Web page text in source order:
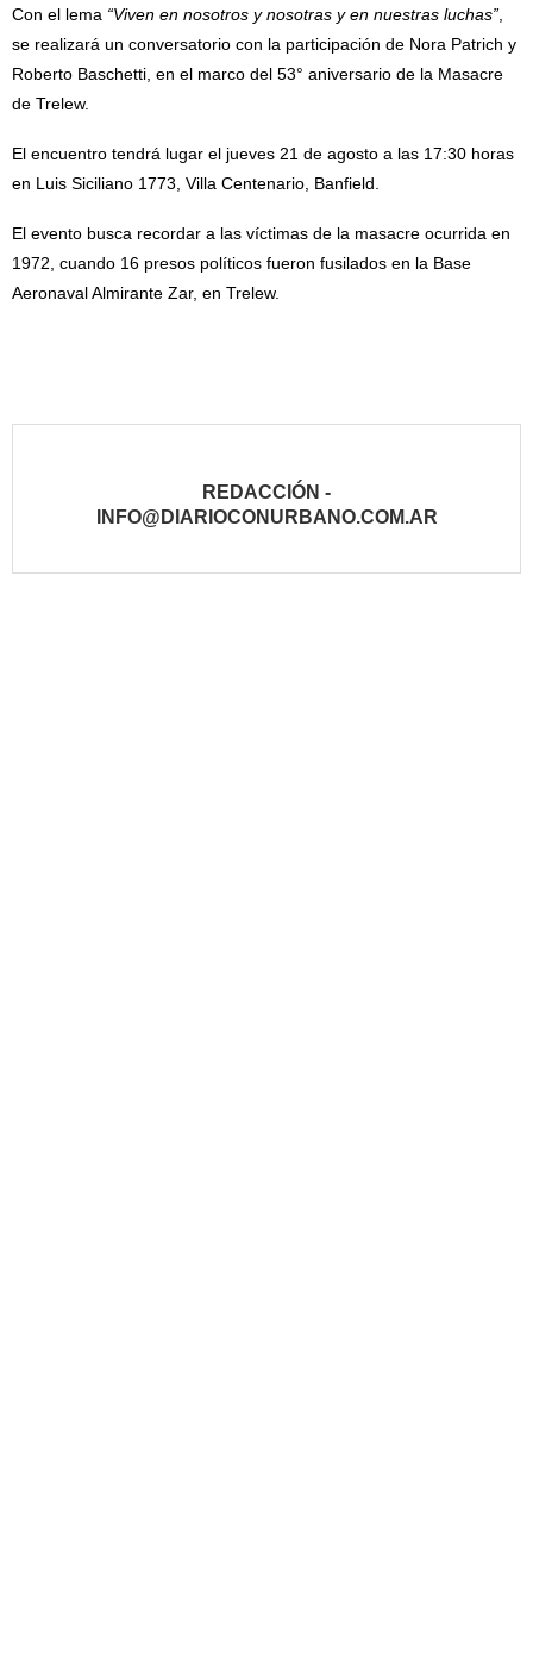
Con el lema “Viven en nosotros y nosotras y en nuestras luchas”
se realizará un conversatorio con la participación de Nora Patrich y
Roberto Baschetti, en el marco del 53° aniversario de la Masacre
de Trelew.
El encuentro tendrá lugar el jueves 21 de agosto a las 17:30 horas
en Luis Siciliano 1773, Villa Centenario, Banfield.
El evento busca recordar a las víctimas de la masacre ocurrida en
1972, cuando 16 presos políticos fueron fusilados en la Base
Aeronaval Almirante Zar, en Trelew.
REDACCIÓN -
INFO@DIARIOCONURBANO.COM.AR